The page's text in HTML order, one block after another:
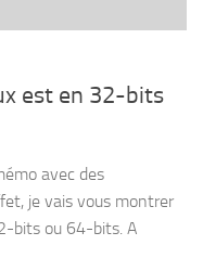
est en 32-bits
avec des
je vais vous montrer
bits ou 64-bits. A